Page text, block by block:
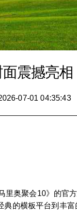
震撼亮
07-01 04:35:43
奥聚会10》的官
的横板平台到丰